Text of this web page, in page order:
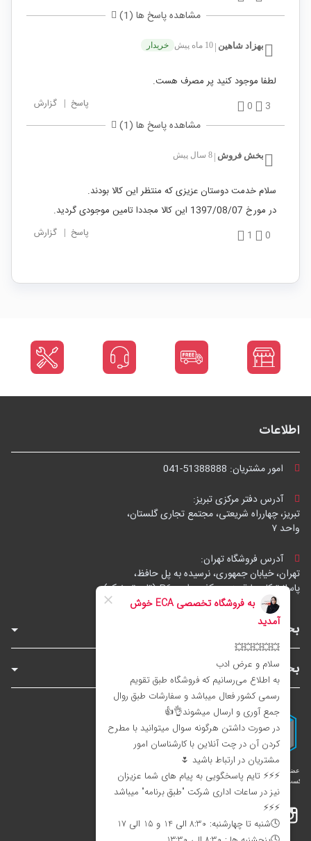
مشاهده پاسخ ها (1)
بهزاد شاهین 10 ماه پیش خریدار
لطفا موجود کنید پر مصرف هست.
3
0 پاسخ | گزارش
مشاهده پاسخ ها (1)
بخش فروش 8 سال پیش
سلام خدمت دوستان عزیزی که منتظر این کالا بودند.
در مورخ 1397/08/07 این کالا مجددا تامین موجودی گردید.
0
1 پاسخ | گزارش
اطلاعات
امور مشتریان: 041-51388888
آدرس دفتر مرکزی تبریز:
تبریز، چهارراه شریعتی، مجتمع تجاری گلستان،
واحد ۷
آدرس فروشگاه تهران:
تهران، خیابان جمهوری، نرسیده به پل حافظ،
پاساژ توکل، طبقه زیرهمکف، واحد B6 (تاپ ترونیک)
بخش‌های فروشگاه
بخش‌های سایت
اینستاگرام